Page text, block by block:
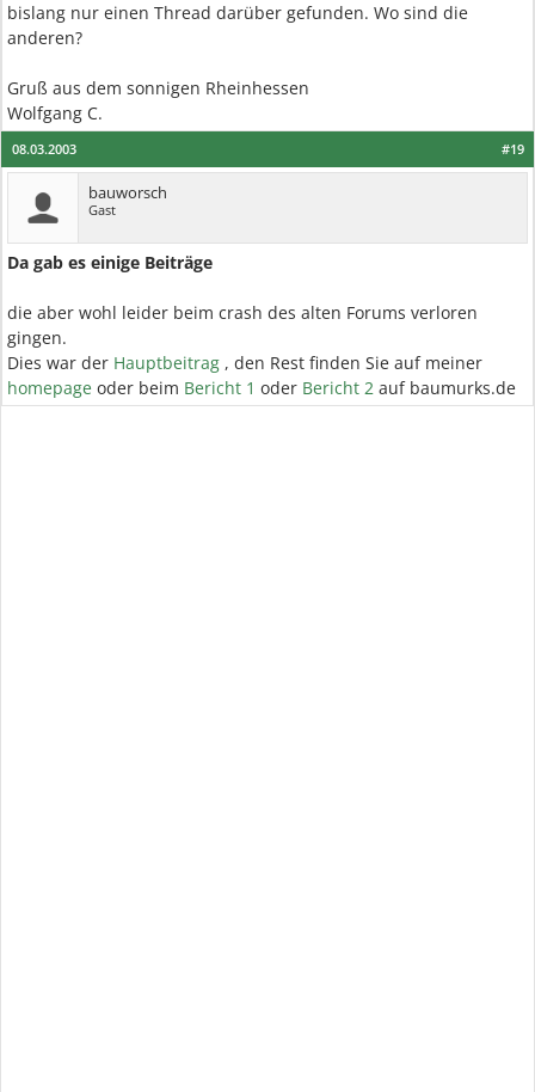
bislang nur einen Thread darüber gefunden. Wo sind die
anderen?
Gruß aus dem sonnigen Rheinhessen
Wolfgang C.
#19
08.03.2003
bauworsch
Gast
Da gab es einige Beiträge
die aber wohl leider beim crash des alten Forums verloren
gingen.
Dies war der Hauptbeitrag , den Rest finden Sie auf meiner
homepage oder beim Bericht 1 oder Bericht 2 auf baumurks.de